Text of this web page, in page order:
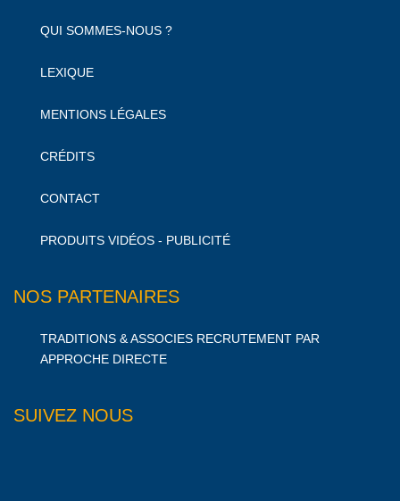
QUI SOMMES-NOUS ?
LEXIQUE
MENTIONS LÉGALES
CRÉDITS
CONTACT
PRODUITS VIDÉOS - PUBLICITÉ
NOS PARTENAIRES
TRADITIONS & ASSOCIES RECRUTEMENT PAR
APPROCHE DIRECTE
SUIVEZ NOUS